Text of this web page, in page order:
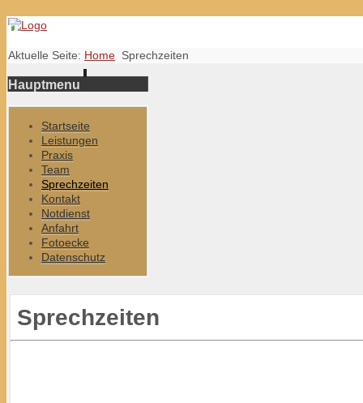
Aktuelle Seite: Home Sprechzeiten
Hauptmenu
Startseite
Leistungen
Praxis
Team
Sprechzeiten
Kontakt
Notdienst
Anfahrt
Fotoecke
Datenschutz
Sprechzeiten